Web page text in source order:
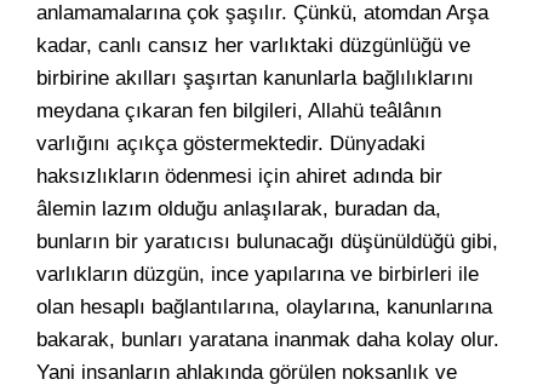
anlamamalarına çok şaşılır. Çünkü, atomdan Arşa
kadar, canlı cansız her varlıktaki düzgünlüğü ve
birbirine akılları şaşırtan kanunlarla bağlılıklarını
meydana çıkaran fen bilgileri, Allahü teâlânın
varlığını açıkça göstermektedir. Dünyadaki
haksızlıkların ödenmesi için ahiret adında bir
âlemin lazım olduğu anlaşılarak, buradan da,
bunların bir yaratıcısı bulunacağı düşünüldüğü gibi,
varlıkların düzgün, ince yapılarına ve birbirleri ile
olan hesaplı bağlantılarına, olaylarına, kanunlarına
bakarak, bunları yaratana inanmak daha kolay olur.
Yani insanların ahlakında görülen noksanlık ve